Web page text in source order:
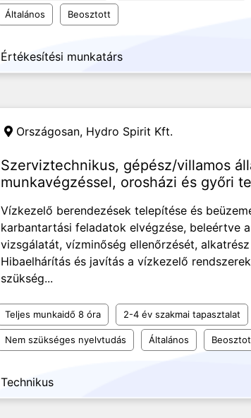
Általános Beosztott
Értékesítési munkatárs
Országosan, Hydro Spirit Kft.
Szerviztechnikus, gépész/villamos
munkavégzéssel, orosházi és győri
Vízkezelő berendezések telepítése és
karbantartási feladatok elvégzése, beleértve
vizsgálatát, vízminőség ellenőrzését,
Hibaelhárítás és javítás a vízkezelő
szükség...
Teljes munkaidő 8 óra 2-4 év szakmai tapasztalat
Nem szükséges nyelvtudás Általános
Technikus